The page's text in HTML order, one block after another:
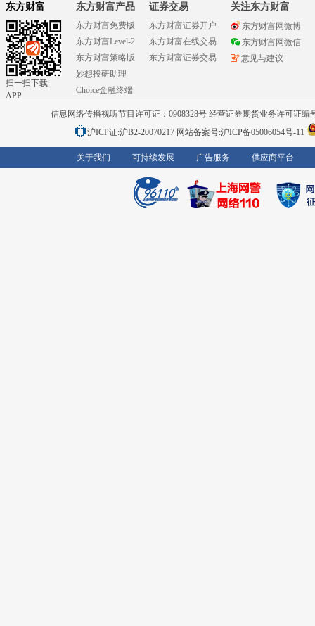
东方财富
扫一扫下载
APP
东方财富产品
东方财富免费版
东方财富Level-2
东方财富策略版
妙想投研助理
Choice金融终端
证券交易
东方财富证券开户
东方财富在线交易
东方财富证券交易
关注东方财富
东方财富网微博
东方财富网微信
意见与建议
信息网络传播视听节目许可证：0908328号 经营证券期货业务许可证编
沪ICP证:沪B2-20070217 网站备案号:沪ICP备05006054号-11
关于我们 可持续发展 广告服务 供应商平台